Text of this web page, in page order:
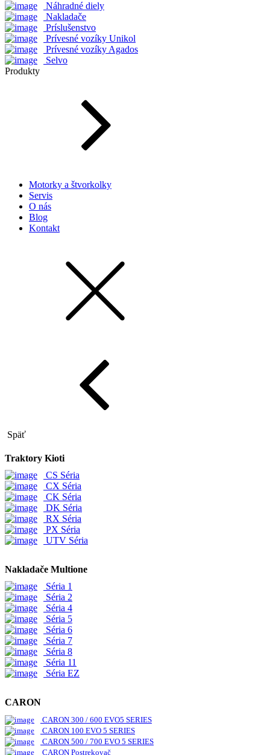
Náhradné diely
Nakladače
Príslušenstvo
Prívesné vozíky Unikol
Prívesné vozíky Agados
Selvo
Produkty
Motorky a štvorkolky
Servis
O nás
Blog
Kontakt
Späť
Traktory Kioti
CS Séria
CX Séria
CK Séria
DK Séria
RX Séria
PX Séria
UTV Séria
Nakladače Multione
Séria 1
Séria 2
Séria 4
Séria 5
Séria 6
Séria 7
Séria 8
Séria 11
Séria EZ
CARON
CARON 300 / 600 EVO5 SERIES
CARON 100 EVO 5 SERIES
CARON 500 / 700 EVO 5 SERIES
CARON Postrekovač